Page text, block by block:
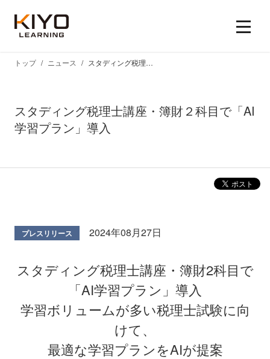
スタディング税理士講座・簿財２科目で「AI
学習プラン」導入
トップ ニュース スタディング税理士講座・簿財２科目で「AI学習プラン」導入
プレスリリース 2024年08月27日
スタディング税理士講座・簿財2科目で
「AI学習プラン」導入
学習ボリュームが多い税理士試験に向
けて、
最適な学習プランをAIが提案